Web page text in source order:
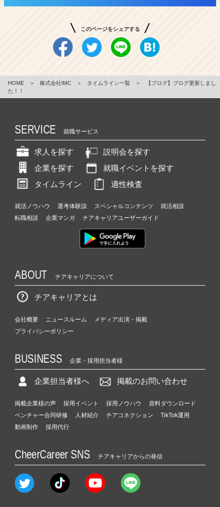
このページをシェアする
HOME ＞ 株式会社IMC ＞ タイムライン一覧 ＞
【ブログ】ブログ更新しまし
た！！
SERVICE 就職サービス
求人を探す
説明会を探す
企業を探す
就職イベントを探す
タイムライン
適性検査
就活ノウハウ 選考体験談 スペシャルコンテンツ
就活相談
転職相談
企業マンガ チアキャリアユーザーガイド
ABOUT チアキャリアについて
チアキャリアとは
会社概要 ニュースルーム
メディア出演・掲載
プライバシーポリシー
BUSINESS 企業・採用担当者様
企業担当者様へ 掲載のお問い合わせ
掲載企業様の声 採用イベント 採用ノウハウ
資料ダウンロード
ベンチャー合同研修
人材紹介 チアコネクション
TikTok運用
動画制作
採用代行
CheerCareer SNS チアキャリアからの発信